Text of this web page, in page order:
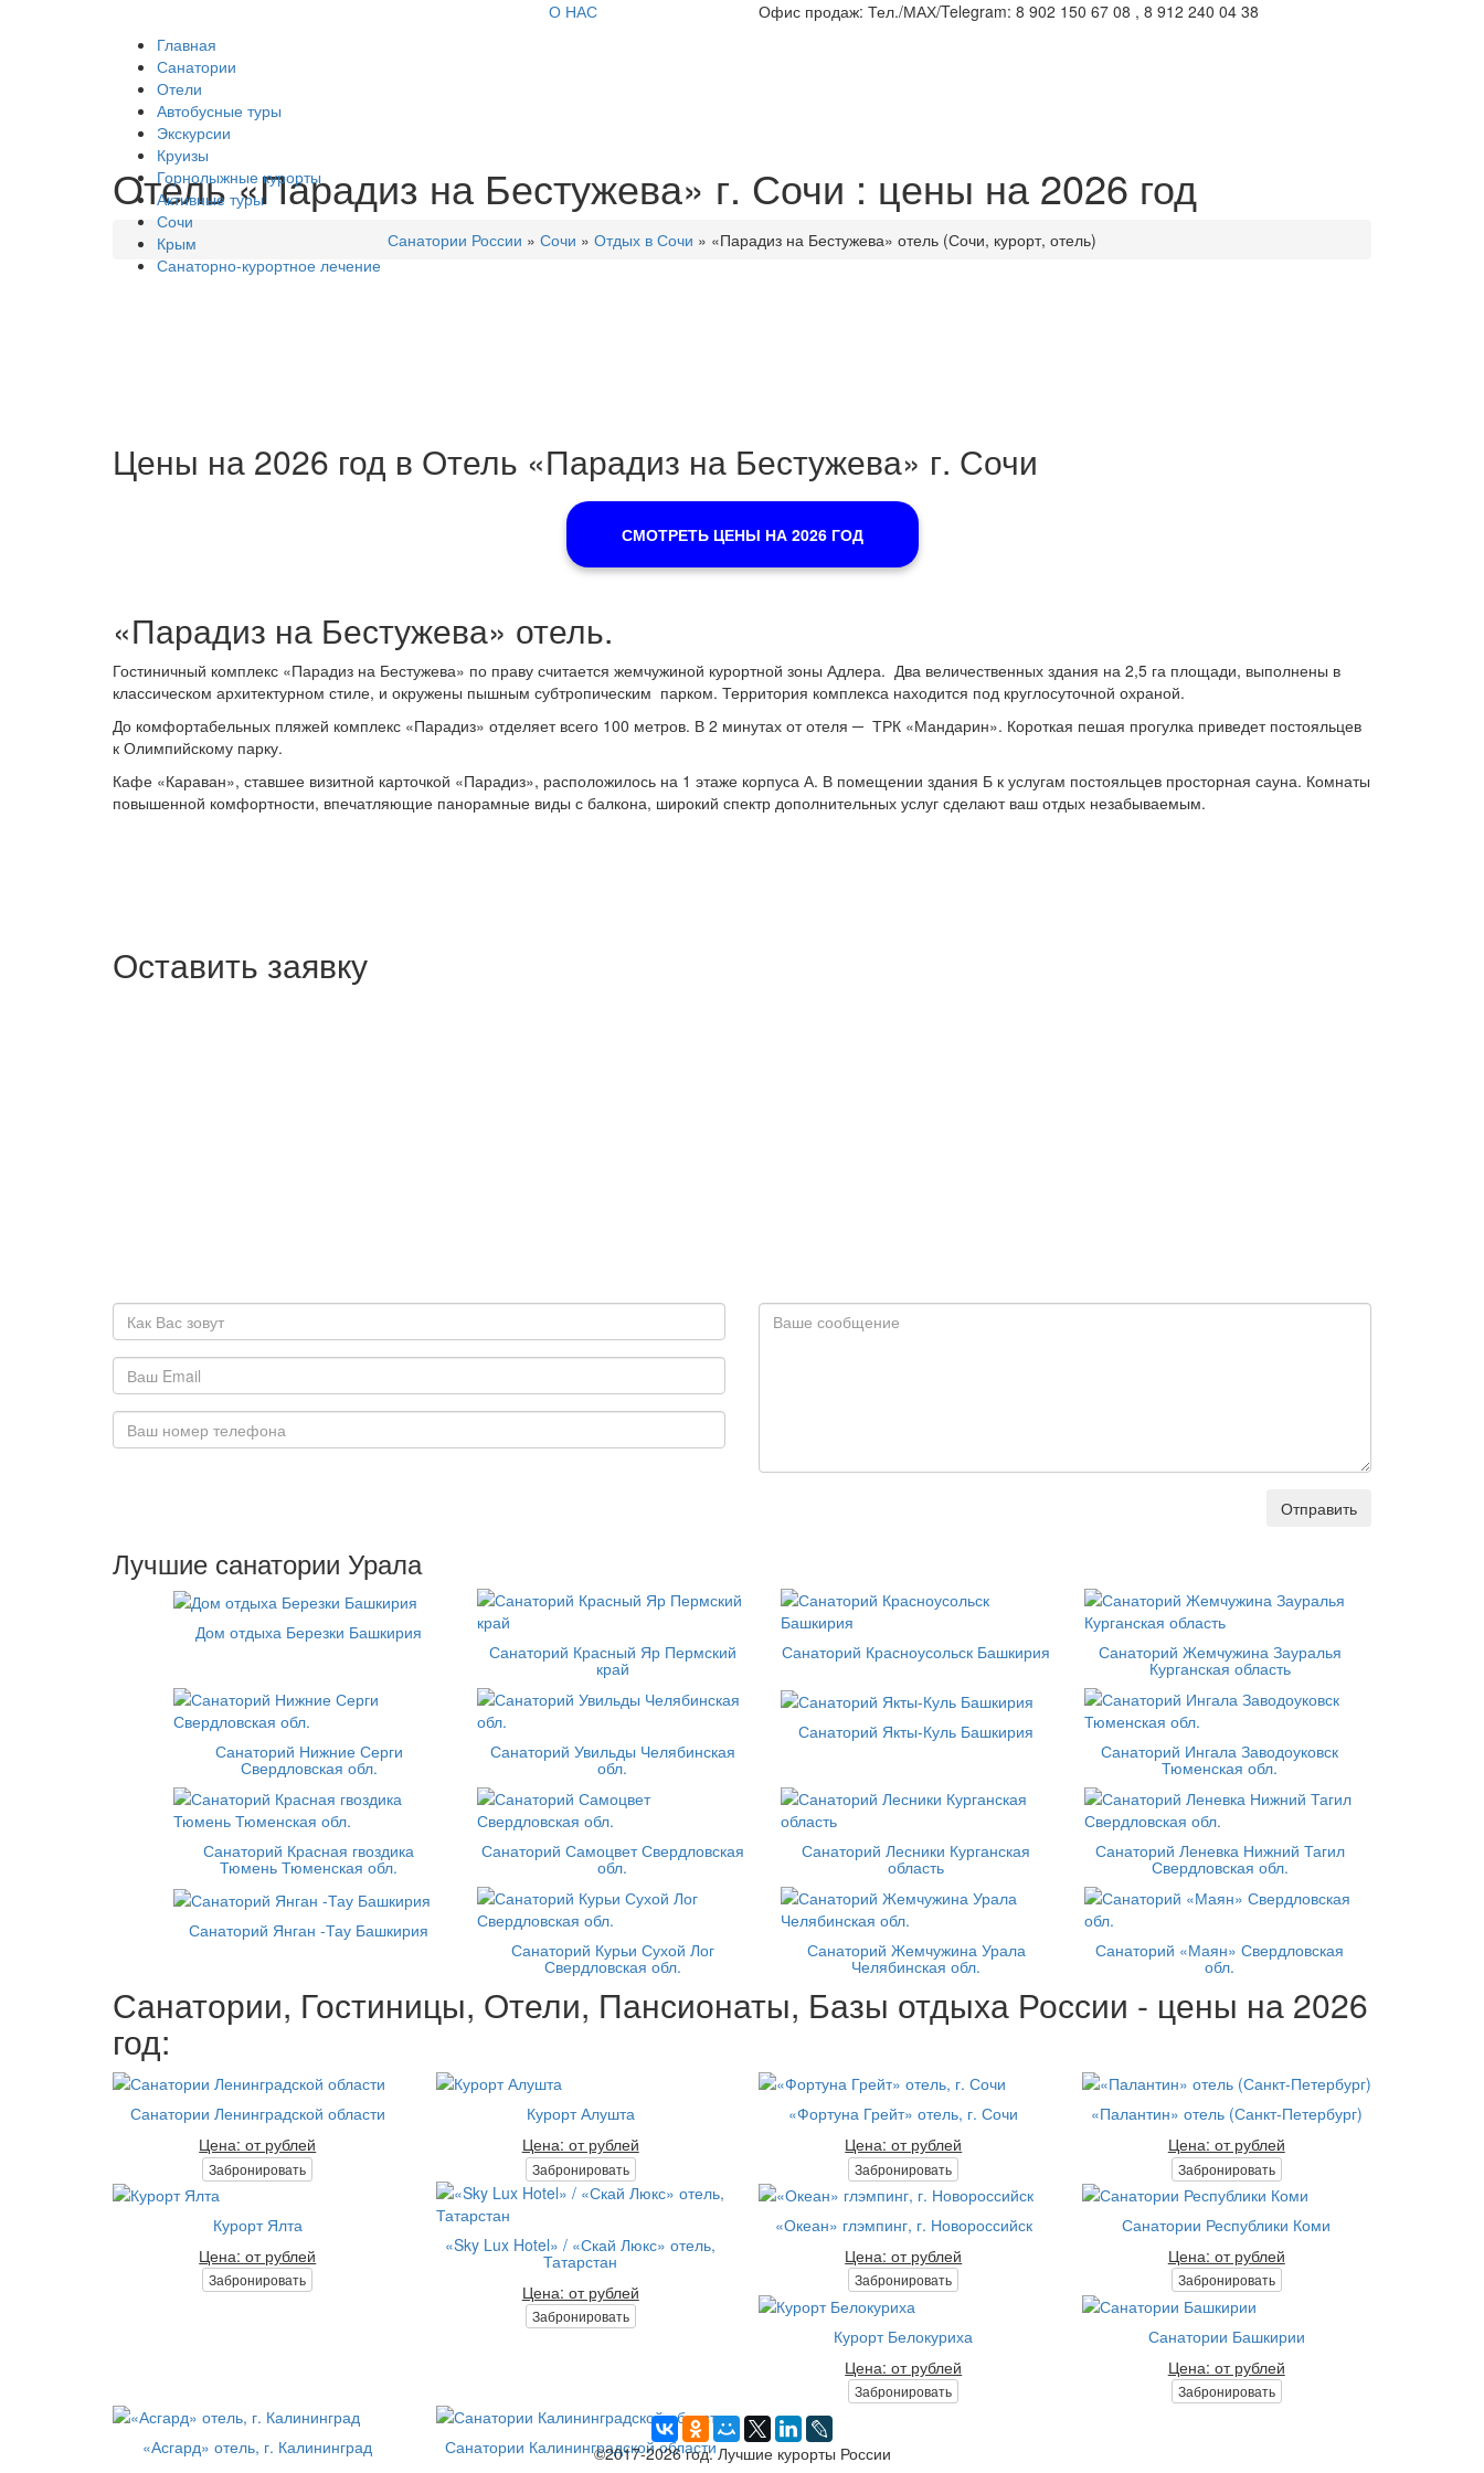
О НАС
Офис продаж: Тел./МАХ/Telegram: 8 902 150 67 08 , 8 912 240 04 38
Главная
Санатории
Отели
Автобусные туры
Экскурсии
Круизы
Горнолыжные курорты
Активные туры
Сочи
Крым
Санаторно-курортное лечение
Отель «Парадиз на Бестужева» г. Сочи : цены на 2026 год
Санатории России » Сочи » Отдых в Сочи » «Парадиз на Бестужева» отель (Сочи, курорт, отель)
Цены на 2026 год в Отель «Парадиз на Бестужева» г. Сочи
СМОТРЕТЬ ЦЕНЫ НА 2026 ГОД
«Парадиз на Бестужева» отель.
Гостиничный комплекс «Парадиз на Бестужева» по праву считается жемчужиной курортной зоны Адлера. Два величественных здания на 2,5 га площади, выполнены в
классическом архитектурном стиле, и окружены пышным субтропическим парком. Территория комплекса находится под круглосуточной охраной.
До комфортабельных пляжей комплекс «Парадиз» отделяет всего 100 метров. В 2 минутах от отеля ─ ТРК «Мандарин». Короткая пешая прогулка приведет постояльцев
к Олимпийскому парку.
Кафе «Караван», ставшее визитной карточкой «Парадиз», расположилось на 1 этаже корпуса А. В помещении здания Б к услугам постояльцев просторная сауна. Комнаты
повышенной комфортности, впечатляющие панорамные виды с балкона, широкий спектр дополнительных услуг сделают ваш отдых незабываемым.
Оставить заявку
Отправить
Лучшие санатории Урала
Дом отдыха Березки Башкирия
Санаторий Красный Яр Пермский
край
Санаторий Красноусольск Башкирия Санаторий Жемчужина Зауралья
Курганская область
Санаторий Нижние Серги
Свердловская обл.
Санаторий Увильды Челябинская
обл.
Санаторий Якты-Куль Башкирия
Санаторий Ингала Заводоуковск
Тюменская обл.
Санаторий Красная гвоздика
Тюмень Тюменская обл.
Санаторий Самоцвет Свердловская
обл.
Санаторий Лесники Курганская
область
Санаторий Леневка Нижний Тагил
Свердловская обл.
Санаторий Янган -Тау Башкирия
Санаторий Курьи Сухой Лог
Свердловская обл.
Санаторий Жемчужина Урала
Челябинская обл.
Санаторий «Маян» Свердловская
обл.
Санатории, Гостиницы, Отели, Пансионаты, Базы отдыха России - цены на 2026
год:
Санатории Ленинградской области
Цена: от рублей
Забронировать
Курорт Алушта
Цена: от рублей
Забронировать
«Фортуна Грейт» отель, г. Сочи
Цена: от рублей
Забронировать
«Палантин» отель (Санкт-Петербург)
Цена: от рублей
Забронировать
Курорт Ялта
Цена: от рублей
Забронировать
«Sky Lux Hotel» / «Скай Люкс» отель,
Татарстан
Цена: от рублей
Забронировать
«Океан» глэмпинг, г. Новороссийск
Цена: от рублей
Забронировать
Санатории Республики Коми
Цена: от рублей
Забронировать
Курорт Белокуриха
Цена: от рублей
Забронировать
Санатории Башкирии
Цена: от рублей
Забронировать
«Асгард» отель, г. Калининград
Санатории Калининградской области©2017-2026 год. Лучшие курорты России